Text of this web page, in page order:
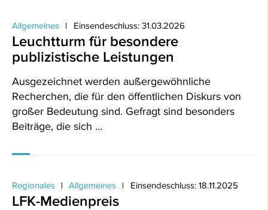
Allgemeines Einsendeschluss: 31.03.2026
Leuchtturm für besondere
publizistische Leistungen
Ausgezeichnet werden außergewöhnliche
Recherchen, die für den öffentlichen Diskurs von
großer Bedeutung sind. Gefragt sind besonders
Beiträge, die sich …
Regionales Allgemeines Einsendeschluss: 18.11.2025
LFK-Medienpreis